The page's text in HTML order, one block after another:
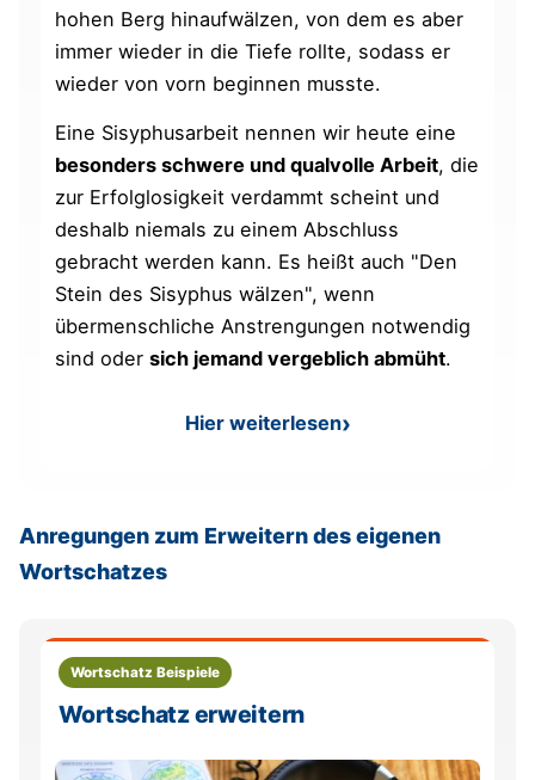
hohen Berg hinaufwälzen, von dem es aber
immer wieder in die Tiefe rollte, sodass er
wieder von vorn beginnen musste.
Eine Sisyphusarbeit nennen wir heute eine
besonders schwere und qualvolle Arbeit, die
zur Erfolglosigkeit verdammt scheint und
deshalb niemals zu einem Abschluss
gebracht werden kann. Es heißt auch "Den
Stein des Sisyphus wälzen", wenn
übermenschliche Anstrengungen notwendig
sind odersich jemand vergeblich abmüht.
Hier weiterlesen: Sisyphusarbeit –
Anregungen zum Erweitern des eigenen
Wortschatzes
Wortschatz Beispiele
Wortschatz erweitern